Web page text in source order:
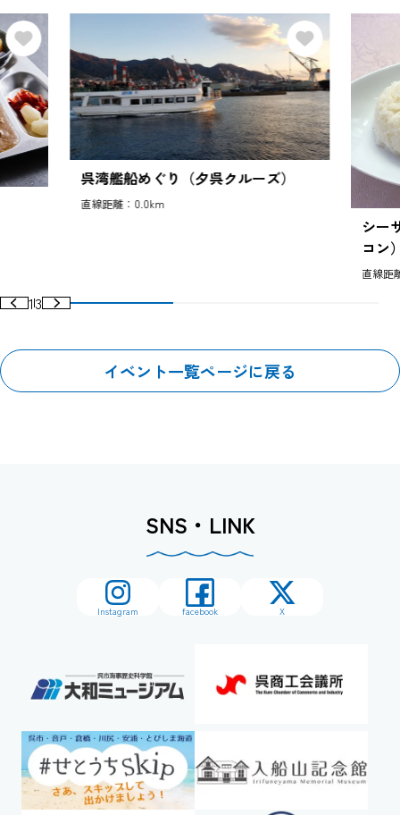
呉湾艦船めぐり（夕呉クルーズ）
直線距離：0.0km
シー
コン
直線距
13
イベント一覧ページに戻る
SNS・LINK
Instagram facebook X